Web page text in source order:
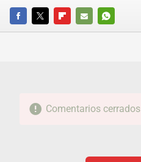
FACEBOOKTWITTERFLIPBOARD
E-
WHATSAPP
Comentarios cerrados